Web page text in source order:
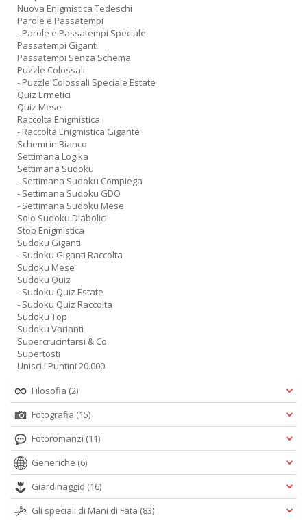
Nuova Enigmistica Tedeschi
Parole e Passatempi
- Parole e Passatempi Speciale
Passatempi Giganti
Passatempi Senza Schema
Puzzle Colossali
- Puzzle Colossali Speciale Estate
Quiz Ermetici
Quiz Mese
Raccolta Enigmistica
- Raccolta Enigmistica Gigante
Schemi in Bianco
Settimana Logika
Settimana Sudoku
- Settimana Sudoku Compiega
- Settimana Sudoku GDO
- Settimana Sudoku Mese
Solo Sudoku Diabolici
Stop Enigmistica
Sudoku Giganti
- Sudoku Giganti Raccolta
Sudoku Mese
Sudoku Quiz
- Sudoku Quiz Estate
- Sudoku Quiz Raccolta
Sudoku Top
Sudoku Varianti
Supercrucintarsi & Co.
Supertosti
Unisci i Puntini 20.000
Filosofia (2)
Fotografia (15)
Fotoromanzi (11)
Generiche (6)
Giardinaggio (16)
Gli speciali di Mani di Fata (83)